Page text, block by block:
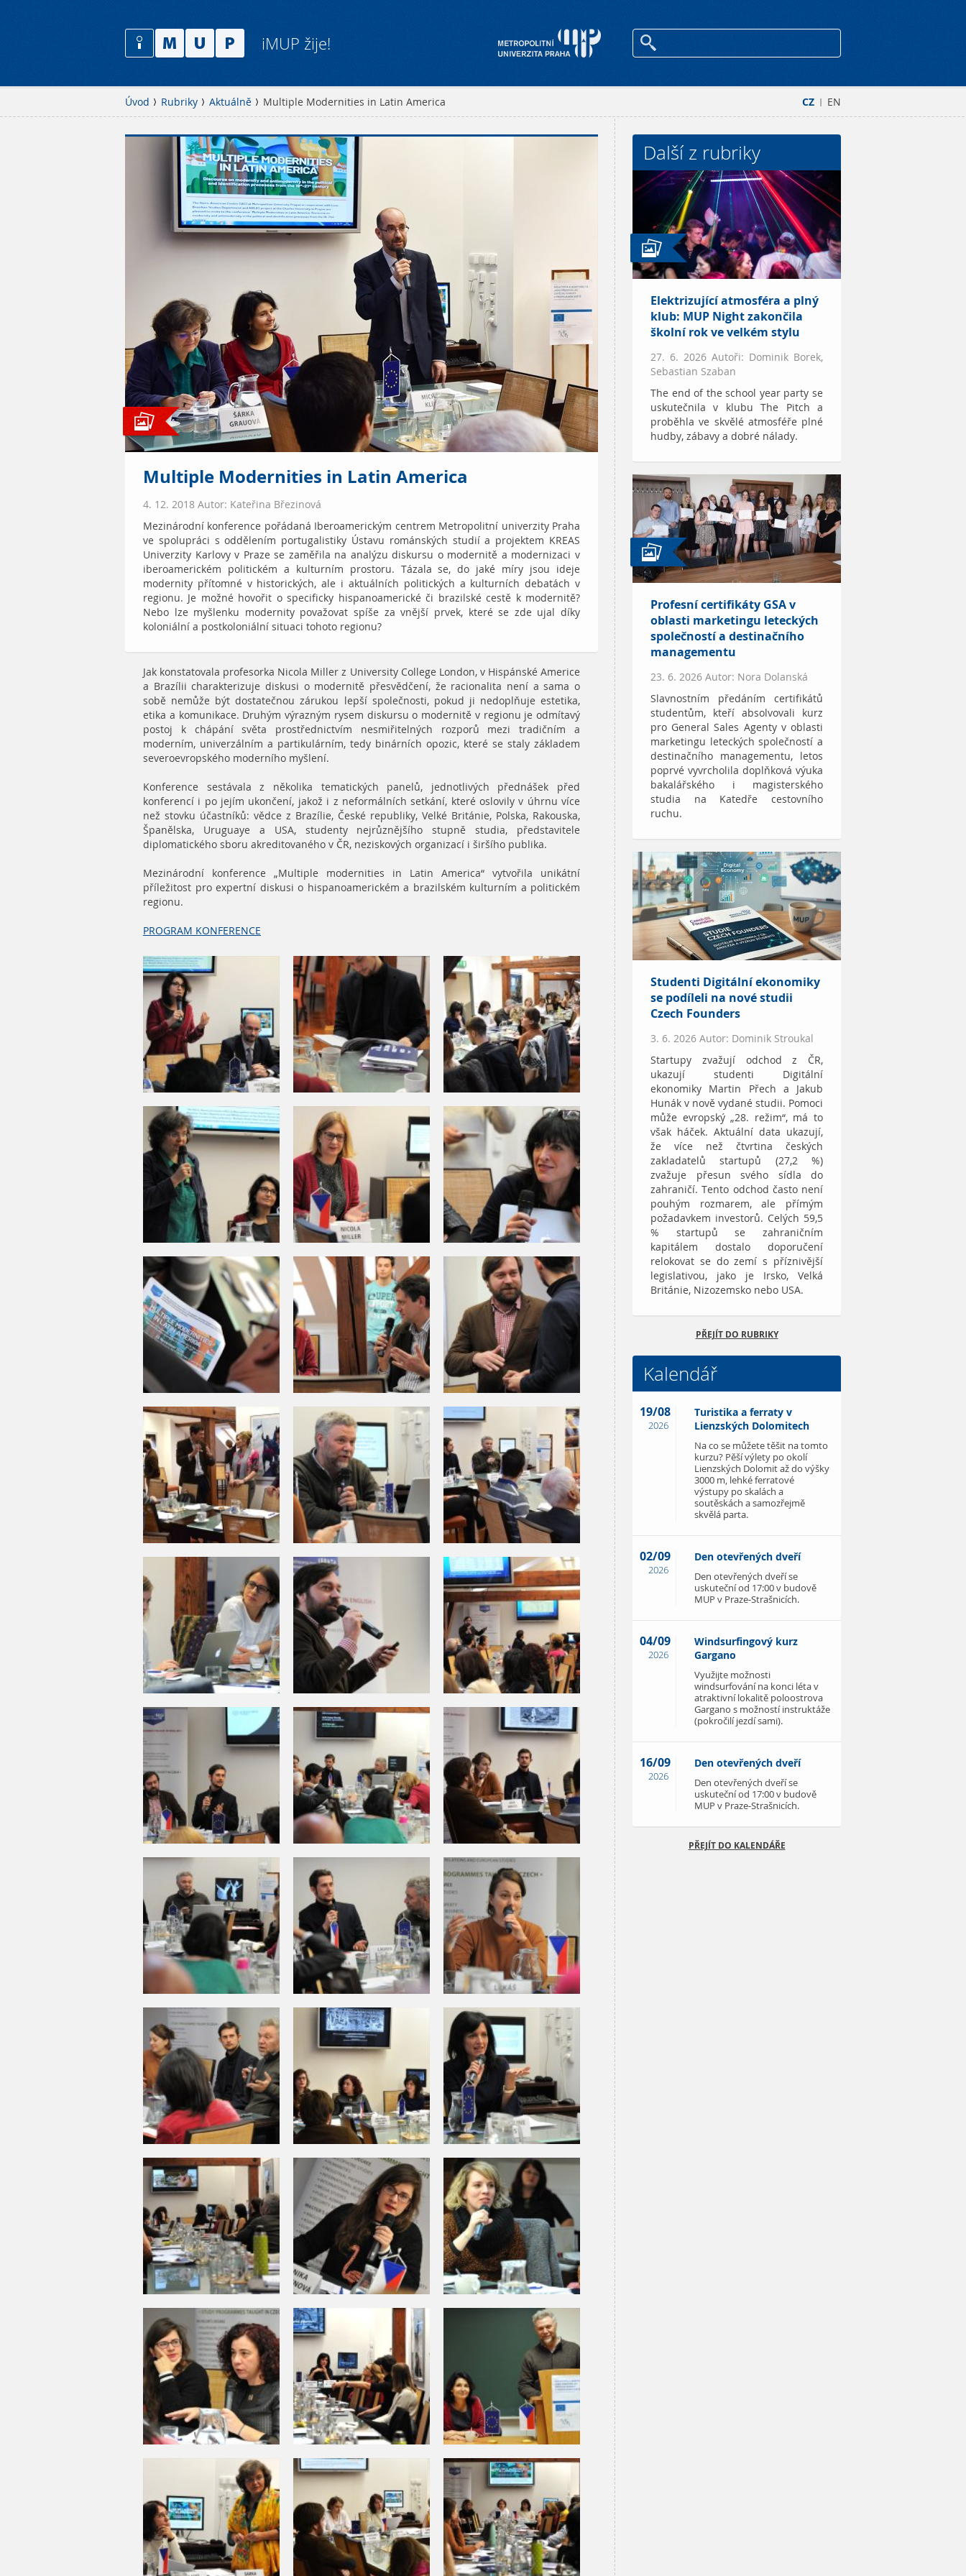
iMUP žije!
CZ | EN
Úvod Rubriky Aktuálně Multiple Modernities in Latin America
Multiple Modernities in Latin America
4. 12. 2018 Autor: Kateřina Březinová
Mezinárodní konference pořádaná Iberoamerickým centrem Metropolitní univerzity Praha
ve spolupráci s oddělením portugalistiky Ústavu románských studií a projektem KREAS
Univerzity Karlovy v Praze se zaměřila na analýzu diskursu o modernitě a modernizaci v
iberoamerickém politickém a kulturním prostoru. Tázala se, do jaké míry jsou ideje
modernity přítomné v historických, ale i aktuálních politických a kulturních debatách v
regionu. Je možné hovořit o specificky hispanoamerické či brazilské cestě k modernitě?
Nebo lze myšlenku modernity považovat spíše za vnější prvek, které se zde ujal díky
koloniální a postkoloniální situaci tohoto regionu?
Jak konstatovala profesorka Nicola Miller z University College London, v Hispánské Americe
a Brazílii charakterizuje diskusi o modernitě přesvědčení, že racionalita není a sama o
sobě nemůže být dostatečnou zárukou lepší společnosti, pokud ji nedoplňuje estetika,
etika a komunikace. Druhým výrazným rysem diskursu o modernitě v regionu je odmítavý
postoj k chápání světa prostřednictvím nesmiřitelných rozporů mezi tradičním a
moderním, univerzálním a partikulárním, tedy binárních opozic, které se staly základem
severoevropského moderního myšlení.
Konference sestávala z několika tematických panelů, jednotlivých přednášek před
konferencí i po jejím ukončení, jakož i z neformálních setkání, které oslovily v úhrnu více
než stovku účastníků: vědce z Brazílie, České republiky, Velké Británie, Polska, Rakouska,
Španělska, Uruguaye a USA, studenty nejrůznějšího stupně studia, představitele
diplomatického sboru akreditovaného v ČR, neziskových organizací i širšího publika.
Mezinárodní konference „Multiple modernities in Latin America“ vytvořila unikátní
příležitost pro expertní diskusi o hispanoamerickém a brazilském kulturním a politickém
regionu.
PROGRAM KONFERENCE
Další z rubriky
Elektrizující atmosféra a plný
klub: MUP Night zakončila
školní rok ve velkém stylu
27. 6. 2026 Autoři: Dominik Borek,
Sebastian Szaban
The end of the school year party se
uskutečnila v klubu The Pitch a
proběhla ve skvělé atmosféře plné
hudby, zábavy a dobré nálady.
Profesní certifikáty GSA v
oblasti marketingu leteckých
společností a destinačního
managementu
23. 6. 2026 Autor: Nora Dolanská
Slavnostním předáním certifikátů
studentům, kteří absolvovali kurz
pro General Sales Agenty v oblasti
marketingu leteckých společností a
destinačního managementu, letos
poprvé vyvrcholila doplňková výuka
bakalářského i magisterského
studia na Katedře cestovního
ruchu.
Studenti Digitální ekonomiky
se podíleli na nové studii
Czech Founders
3. 6. 2026 Autor: Dominik Stroukal
Startupy zvažují odchod z ČR,
ukazují studenti Digitální
ekonomiky Martin Přech a Jakub
Hunák v nově vydané studii. Pomoci
může evropský „28. režim“, má to
však háček. Aktuální data ukazují,
že více než čtvrtina českých
zakladatelů startupů (27,2 %)
zvažuje přesun svého sídla do
zahraničí. Tento odchod často není
pouhým rozmarem, ale přímým
požadavkem investorů. Celých 59,5
% startupů se zahraničním
kapitálem dostalo doporučení
relokovat se do zemí s příznivější
legislativou, jako je Irsko, Velká
Británie, Nizozemsko nebo USA.
PŘEJÍT DO RUBRIKY
Kalendář
19/08
2026
Turistika a ferraty v
Lienzských Dolomitech
Na co se můžete těšit na tomto
kurzu? Pěší výlety po okolí
Lienzských Dolomit až do výšky
3000 m, lehké ferratové
výstupy po skalách a
soutěskách a samozřejmě
skvělá parta.
02/09
2026
Den otevřených dveří
Den otevřených dveří se
uskuteční od 17:00 v budově
MUP v Praze-Strašnicích.
04/09
2026
Windsurfingový kurz
Gargano
Využijte možnosti
windsurfování na konci léta v
atraktivní lokalitě poloostrova
Gargano s možností instruktáže
(pokročilí jezdí sami).
16/09
2026
Den otevřených dveří
Den otevřených dveří se
uskuteční od 17:00 v budově
MUP v Praze-Strašnicích.
PŘEJÍT DO KALENDÁŘE